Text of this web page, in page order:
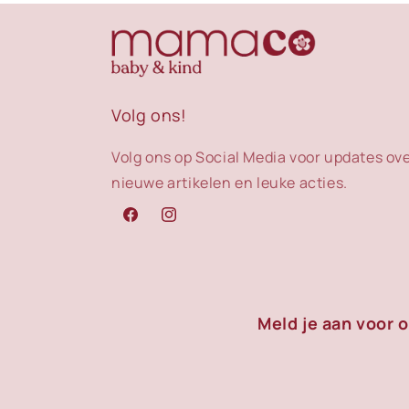
Volg ons!
Volg ons op Social Media voor updates
nieuwe artikelen en leuke acties.
FacebookInstagram
Meld je aan voor